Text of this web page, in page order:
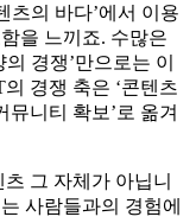
츠의 바다’에서 이용
을 느끼죠. 수많은
경쟁’만으로는 이
경쟁 축은 ‘콘텐츠
뮤니티 확보’로 옮겨
그 자체가 아닙니
사람들과의 경험에